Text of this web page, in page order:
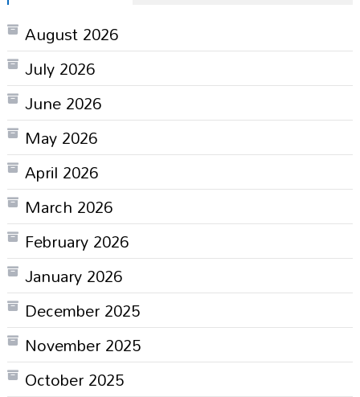
August 2026
July 2026
June 2026
May 2026
April 2026
March 2026
February 2026
January 2026
December 2025
November 2025
October 2025